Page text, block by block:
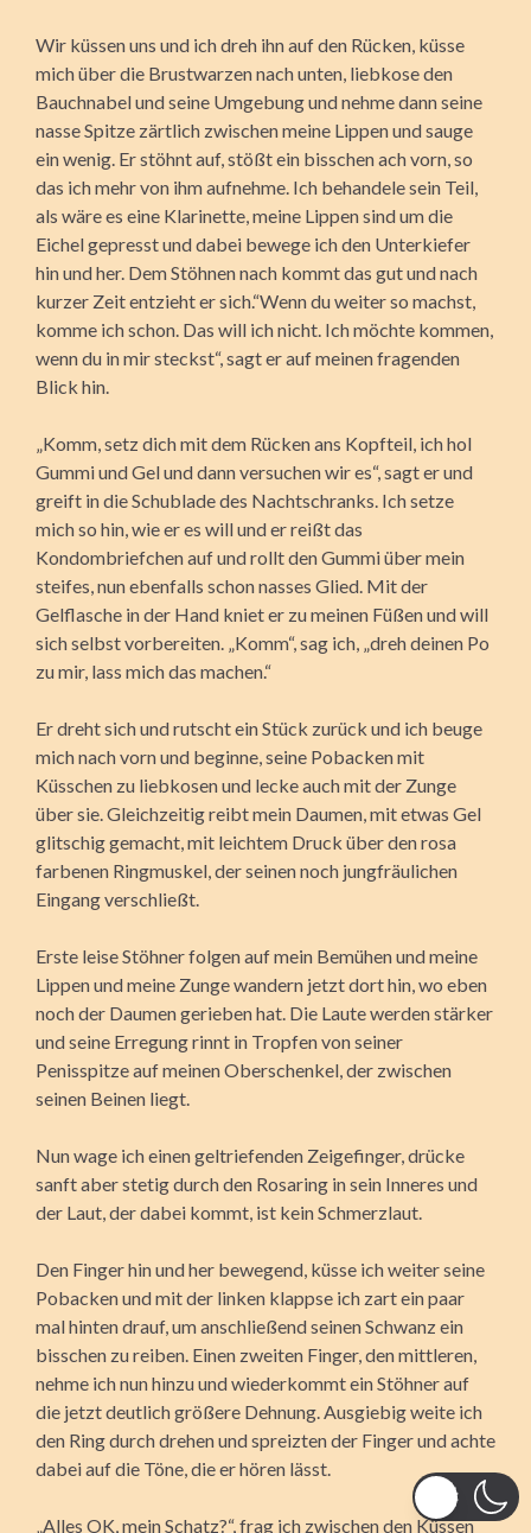
Wir küssen uns und ich dreh ihn auf den Rücken, küsse
mich über die Brustwarzen nach unten, liebkose den
Bauchnabel und seine Umgebung und nehme dann seine
nasse Spitze zärtlich zwischen meine Lippen und sauge
ein wenig. Er stöhnt auf, stößt ein bisschen ach vorn, so
das ich mehr von ihm aufnehme. Ich behandele sein Teil,
als wäre es eine Klarinette, meine Lippen sind um die
Eichel gepresst und dabei bewege ich den Unterkiefer
hin und her. Dem Stöhnen nach kommt das gut und nach
kurzer Zeit entzieht er sich.“Wenn du weiter so machst,
komme ich schon. Das will ich nicht. Ich möchte kommen,
wenn du in mir steckst“, sagt er auf meinen fragenden
Blick hin.
„Komm, setz dich mit dem Rücken ans Kopfteil, ich hol
Gummi und Gel und dann versuchen wir es“, sagt er und
greift in die Schublade des Nachtschranks. Ich setze
mich so hin, wie er es will und er reißt das
Kondombriefchen auf und rollt den Gummi über mein
steifes, nun ebenfalls schon nasses Glied. Mit der
Gelflasche in der Hand kniet er zu meinen Füßen und will
sich selbst vorbereiten. „Komm“, sag ich, „dreh deinen Po
zu mir, lass mich das machen.“
Er dreht sich und rutscht ein Stück zurück und ich beuge
mich nach vorn und beginne, seine Pobacken mit
Küsschen zu liebkosen und lecke auch mit der Zunge
über sie. Gleichzeitig reibt mein Daumen, mit etwas Gel
glitschig gemacht, mit leichtem Druck über den rosa
farbenen Ringmuskel, der seinen noch jungfräulichen
Eingang verschließt.
Erste leise Stöhner folgen auf mein Bemühen und meine
Lippen und meine Zunge wandern jetzt dort hin, wo eben
noch der Daumen gerieben hat. Die Laute werden stärker
und seine Erregung rinnt in Tropfen von seiner
Penisspitze auf meinen Oberschenkel, der zwischen
seinen Beinen liegt.
Nun wage ich einen geltriefenden Zeigefinger, drücke
sanft aber stetig durch den Rosaring in sein Inneres und
der Laut, der dabei kommt, ist kein Schmerzlaut.
Den Finger hin und her bewegend, küsse ich weiter seine
Pobacken und mit der linken klappse ich zart ein paar
mal hinten drauf, um anschließend seinen Schwanz ein
bisschen zu reiben. Einen zweiten Finger, den mittleren,
nehme ich nun hinzu und wiederkommt ein Stöhner auf
die jetzt deutlich größere Dehnung. Ausgiebig weite ich
den Ring durch drehen und spreizten der Finger und achte
dabei auf die Töne, die er hören lässt.
„Alles OK, mein Schatz?“, frag ich zwischen den Küssen